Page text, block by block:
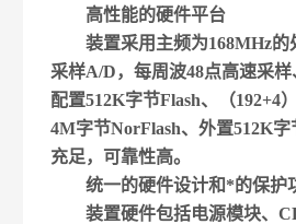
高性能的硬件平台
装置采用主频为168MHz的
采样A/D，每周波48点高速采样
配置512K字节Flash、（192+4
4M字节NorFlash、外置512K
充足，可靠性高。
统一的硬件设计和*的保护
装置硬件包括电源模块、